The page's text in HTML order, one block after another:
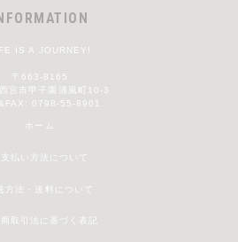
IS A JOURNEY!
〒663-8165
西宮市甲子園浦風町10-3
0798-55-8901
ホーム
支払い方法について
方法・送料について
商取引法に基づく表記